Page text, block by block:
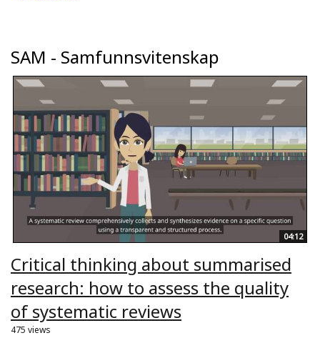
SAM - Samfunnsvitenskap
04:12
Critical thinking about summarised
research: how to assess the quality
of systematic reviews
475 views